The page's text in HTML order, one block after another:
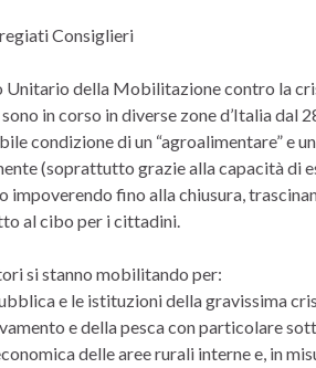
Consiglieri
Unitario della Mobilitazione contro la
in corso in diverse zone d’Italia
condizione di un “agroalimentare” e
(soprattutto grazie alla capacità di
impoverendo fino alla chiusura,
al cibo per i cittadini.
si stanno mobilitando per:
e le istituzioni della gravissima
e della pesca con particolare
delle aree rurali interne e, in